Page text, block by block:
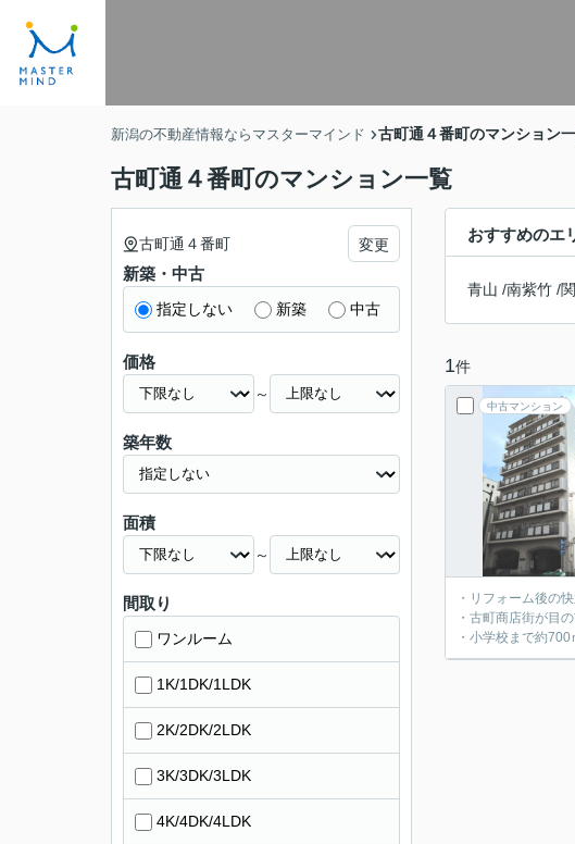
新潟の不動産情報ならマスターマインド 古町通４番町のマンション
古町通４番町のマンション一覧
おすすめのエ
青山 /南紫竹 /
1件
中古マンション
・リフォーム後の
・古町商店街が目
・小学校まで約
古町通４番町 変更
新築・中古
指定しない 新築 中古
価格
～
築年数
面積
～
間取り
ワンルーム
1K/1DK/1LDK
2K/2DK/2LDK
3K/3DK/3LDK
4K/4DK/4LDK